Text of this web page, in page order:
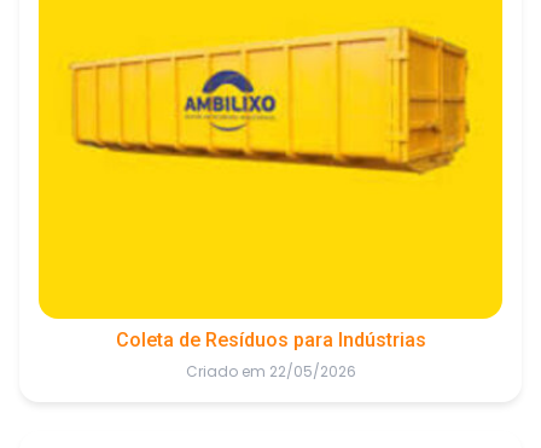
Coleta de Resíduos para Indústrias
Criado em 22/05/2026